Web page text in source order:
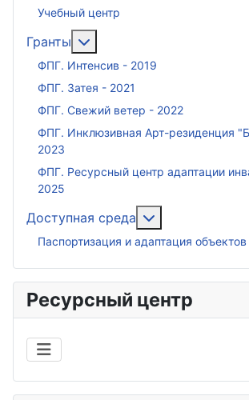
Учебный центр
Гранты
ФПГ. Интенсив - 2019
ФПГ. Затея - 2021
ФПГ. Свежий ветер - 2022
ФПГ. Инклюзивная Арт-резиденция
2023
ФПГ. Ресурсный центр адаптации
2025
Доступная среда
Паспортизация и адаптация объектов
Ресурсный центр